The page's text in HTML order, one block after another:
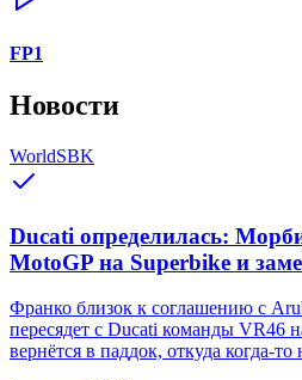
FP1
Новости
WorldSBK
Ducati определилась:
MotoGP на Superbike и
Франко близок к соглашению с
пересядет с Ducati команды VR46
вернётся в паддок, откуда когда-то